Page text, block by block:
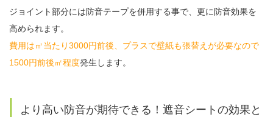
ジョイント部分には防音テープを併用する事で、更に防音効果を
高められます。
費用は㎡当たり3000円前後、プラスで壁紙も張替えが必要なので
1500円前後㎡程度発生します。
より高い防音が期待できる！遮音シートの効果と